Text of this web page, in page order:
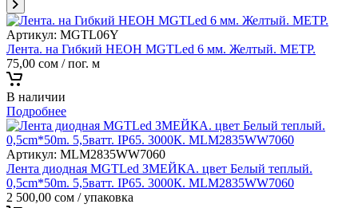
Артикул: MGTL06Y
Лента. на Гибкий НЕОН MGTLed 6 мм. Желтый. МЕТР.
75,00 сом / пог. м
В наличии
Подробнее
Артикул: MLM2835WW7060
Лента диодная MGTLed ЗМЕЙКА. цвет Белый теплый.
0,5cm*50m. 5,5ватт. IP65. 3000К. MLM2835WW7060
2 500,00 сом / упаковка